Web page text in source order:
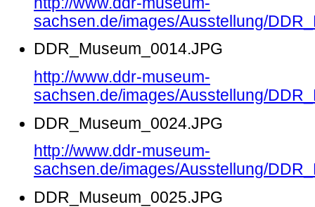
sachsen.de/images/Ausstellung/
DDR_Museum_0014.JPG
http://www.ddr-museum-
sachsen.de/images/Ausstellung/
DDR_Museum_0024.JPG
http://www.ddr-museum-
sachsen.de/images/Ausstellung/
DDR_Museum_0025.JPG